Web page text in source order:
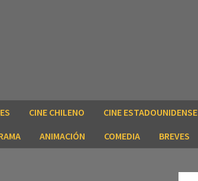
CINE CHILENO CINE ESTADOUNIDENSE
ANIMACIÓN COMEDIA BREVES